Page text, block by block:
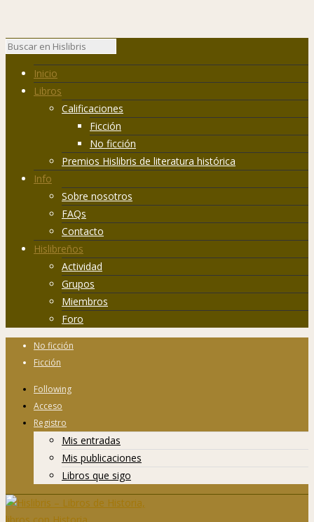
Inicio
Libros
Calificaciones
Ficción
No ficción
Premios Hislibris de literatura histórica
Info
Sobre nosotros
FAQs
Contacto
Hislibreños
Actividad
Grupos
Miembros
Foro
No ficción
Ficción
Following
Acceso
Registro
Mis entradas
Mis publicaciones
Libros que sigo